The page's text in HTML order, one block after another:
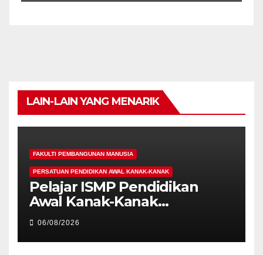
LAIN-LAIN YANG MENARIK
FAKULTI PEMBANGUNAN MANUSIA
PERSATUAN PENDIDIKAN AWAL KANAK-KANAK
Pelajar ISMP Pendidikan
Awal Kanak-Kanak
Cemerlang Raih
Pengiktirafan Antarabangsa
di IAM2026
06/08/2026